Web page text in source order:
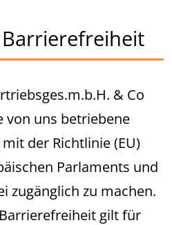
& Co
von uns betriebene
der Richtlinie (EU)
Parlaments und
zugänglich zu machen.
gilt für